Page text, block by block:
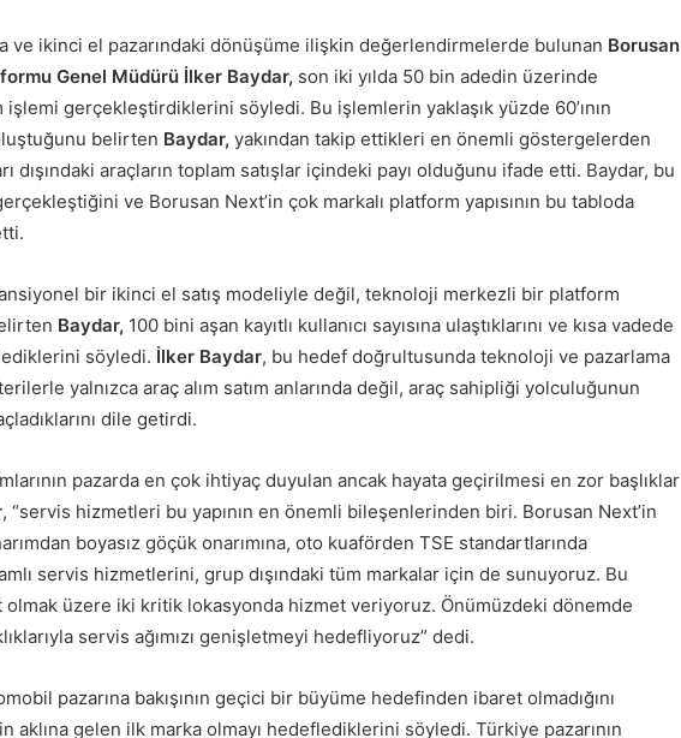
ve ikinci el pazarındaki dönüşüme ilişkin değerlendirmelerde bulunan Borusan
Genel Müdürü İlker Baydar, son iki yılda 50 bin adedin üzerinde
işlemi gerçekleştirdiklerini söyledi. Bu işlemlerin yaklaşık yüzde 60’ının
belirten Baydar, yakından takip ettikleri en önemli göstergelerden
dışındaki araçların toplam satışlar içindeki payı olduğunu ifade etti. Baydar, bu
ve Borusan Next’in çok markalı platform yapısının bu tabloda
bir ikinci el satış modeliyle değil, teknoloji merkezli bir platform
Baydar, 100 bini aşan kayıtlı kullanıcı sayısına ulaştıklarını ve kısa vadede
söyledi. İlker Baydar, bu hedef doğrultusunda teknoloji ve pazarlama
yalnızca araç alım satım anlarında değil, araç sahipliği yolculuğunun
dile getirdi.
pazarda en çok ihtiyaç duyulan ancak hayata geçirilmesi en zor başlıklar
, “servis hizmetleri bu yapının en önemli bileşenlerinden biri. Borusan Next’in
boyasız göçük onarımına, oto kuaförden TSE standartlarında
servis hizmetlerini, grup dışındaki tüm markalar için de sunuyoruz. Bu
olmak üzere iki kritik lokasyonda hizmet veriyoruz. Önümüzdeki dönemde
servis ağımızı genişletmeyi hedefliyoruz” dedi.
pazarına bakışının geçici bir büyüme hedefinden ibaret olmadığını
aklına gelen ilk marka olmayı hedeflediklerini söyledi. Türkiye pazarının